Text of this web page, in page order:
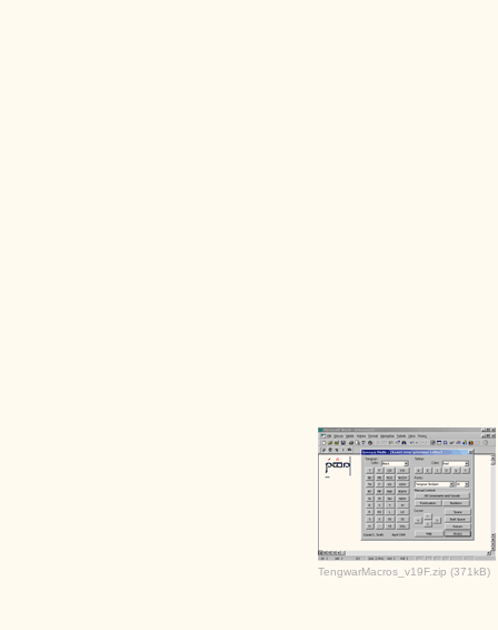
TengwarMacros_v19F.zip (371kB)